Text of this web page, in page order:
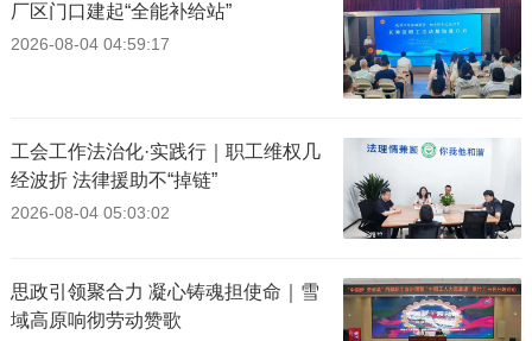
厂区门口建起“全能补给站”
2026-08-04 04:59:17
工会工作法治化·实践行｜职工维权几
经波折 法律援助不“掉链”
2026-08-04 05:03:02
思政引领聚合力 凝心铸魂担使命｜雪
域高原响彻劳动赞歌